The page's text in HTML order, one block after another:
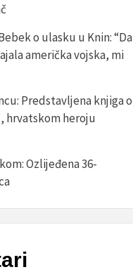
o ulasku u Knin: “Da
američka vojska, mi
Predstavljena knjiga o
hrvatskom heroju
Ozlijeđena 36-